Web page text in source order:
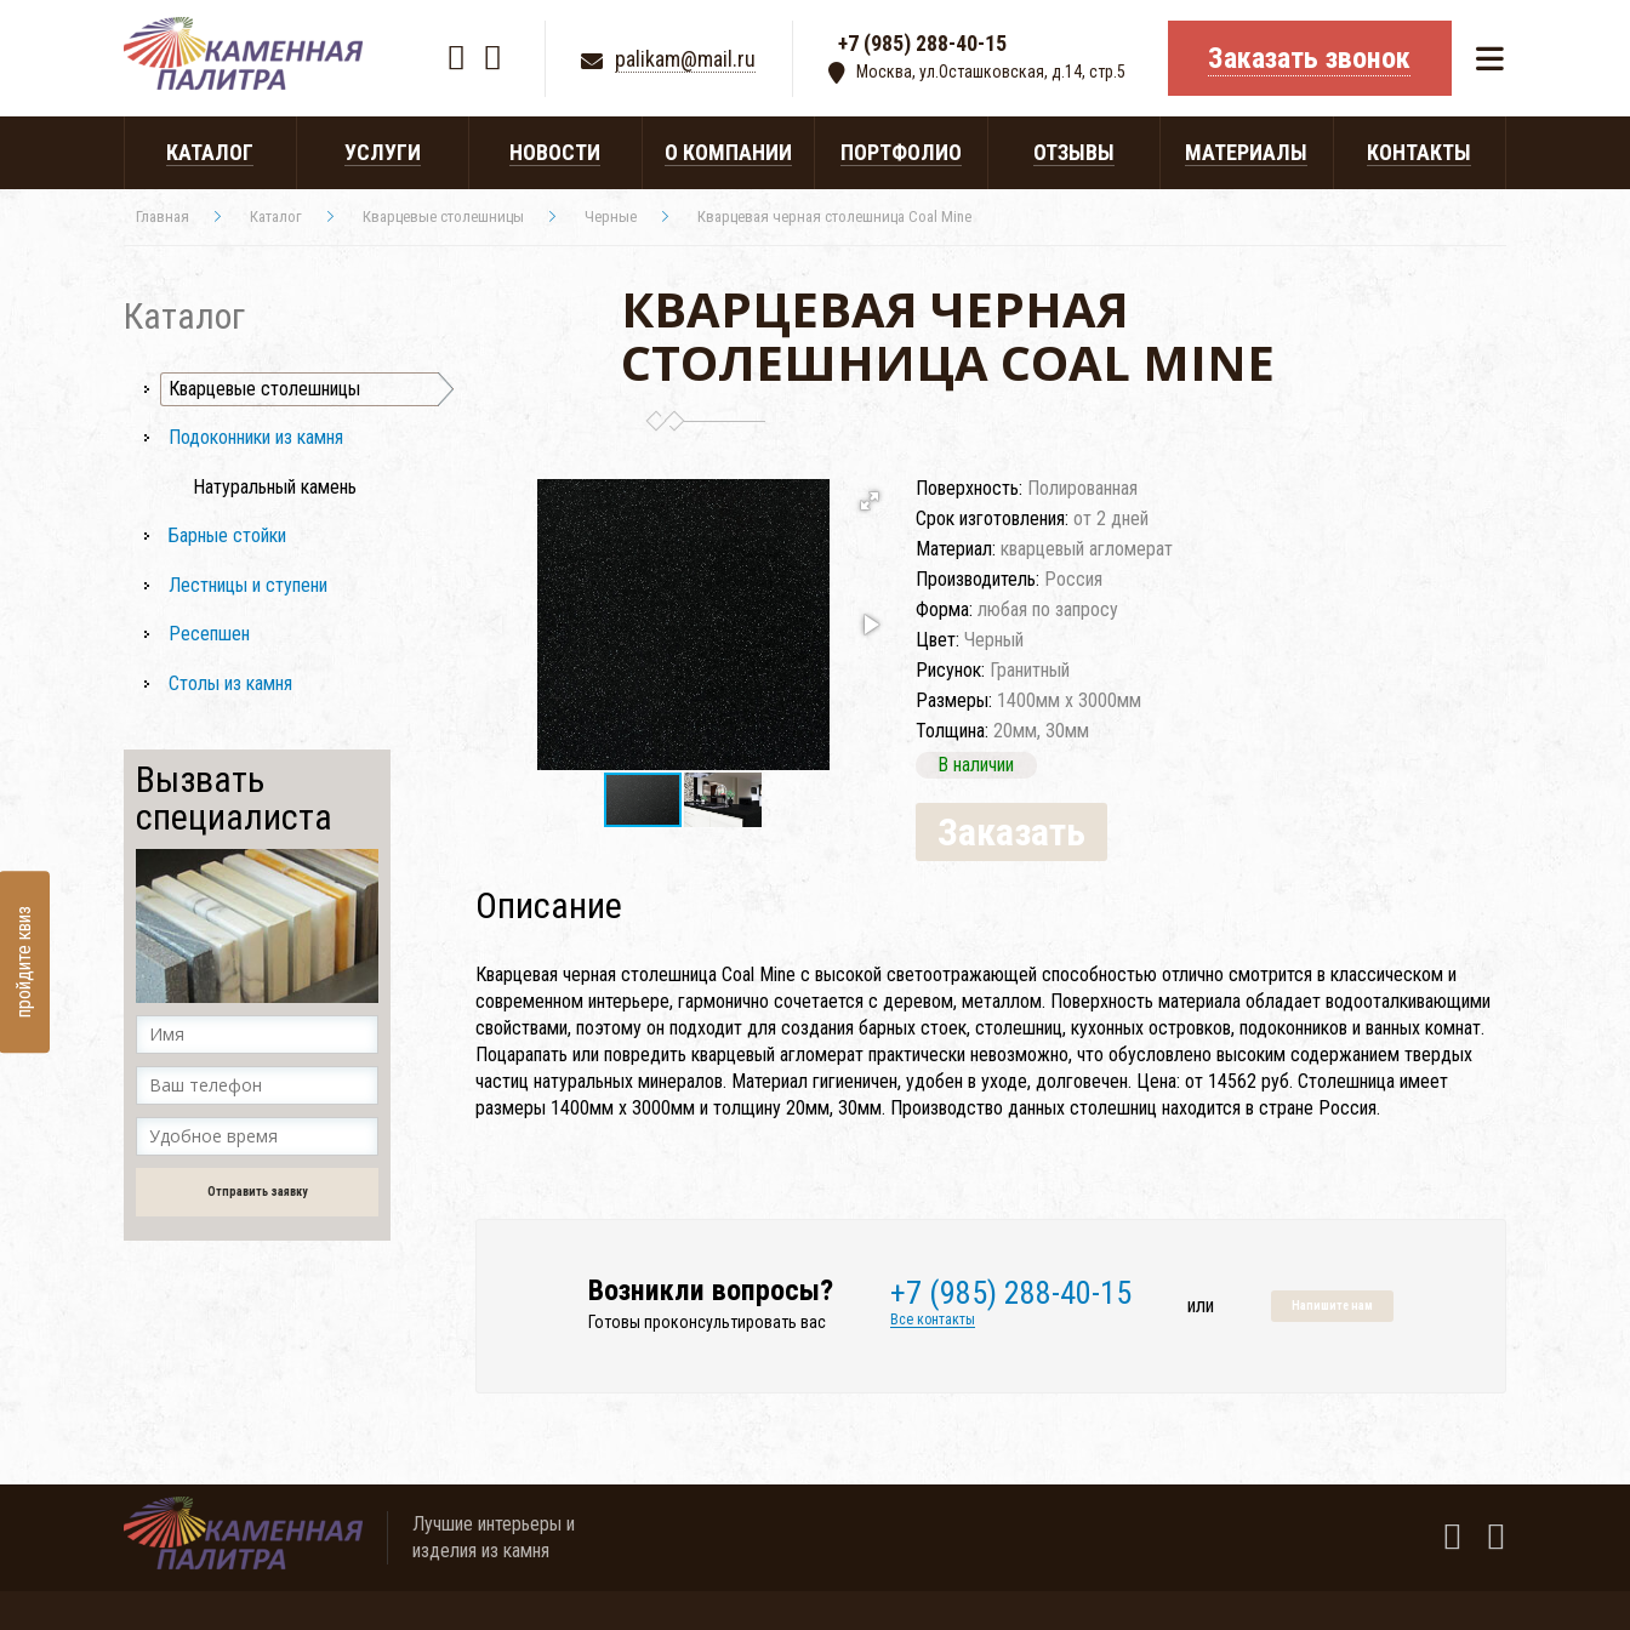
palikam@mail.ru
|+7 (985) 288-40-15
Москва, ул.Осташковская, д.14, стр.5 Заказать звонок
КАТАЛОГ УСЛУГИ НОВОСТИ О КОМПАНИИ ПОРТФОЛИО ОТЗЫВЫ МАТЕРИАЛЫ КОНТАКТЫ
Главная Каталог Кварцевые столешницы Черные Кварцевая черная столешница Coal Mine
Каталог
Кварцевые столешницы
Подоконники из камня
Натуральный камень
Барные стойки
Лестницы и ступени
Ресепшен
Столы из камня
Вызвать
специалиста
Отправить заявку
КВАРЦЕВАЯ ЧЕРНАЯ
СТОЛЕШНИЦА COAL MINE
Поверхность: Полированная
Срок изготовления: от 2 дней
Материал: кварцевый агломерат
Производитель: Россия
Форма: любая по запросу
Цвет: Черный
Рисунок: Гранитный
Размеры: 1400мм x 3000мм
Толщина: 20мм, 30мм
В наличии
Заказать
Описание
Кварцевая черная столешница Coal Mine с высокой светоотражающей способностью отлично смотрится в классическом и
современном интерьере, гармонично сочетается с деревом, металлом. Поверхность материала обладает водооталкивающими
свойствами, поэтому он подходит для создания барных стоек, столешниц, кухонных островков, подоконников и ванных комнат.
Поцарапать или повредить кварцевый агломерат практически невозможно, что обусловлено высоким содержанием твердых
частиц натуральных минералов. Материал гигиеничен, удобен в уходе, долговечен. Цена: от 14562 руб. Столешница имеет
размеры 1400мм x 3000мм и толщину 20мм, 30мм. Производство данных столешниц находится в стране Россия.
Возникли вопросы?
Готовы проконсультировать вас
+7 (985) 288-40-15
Все контакты
или Напишите нам
Лучшие интерьеры и
изделия из камня
пройдите квиз